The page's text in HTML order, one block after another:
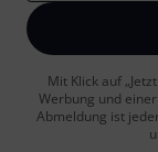
Mit Klick auf
Werbung und
Abmeldung ist